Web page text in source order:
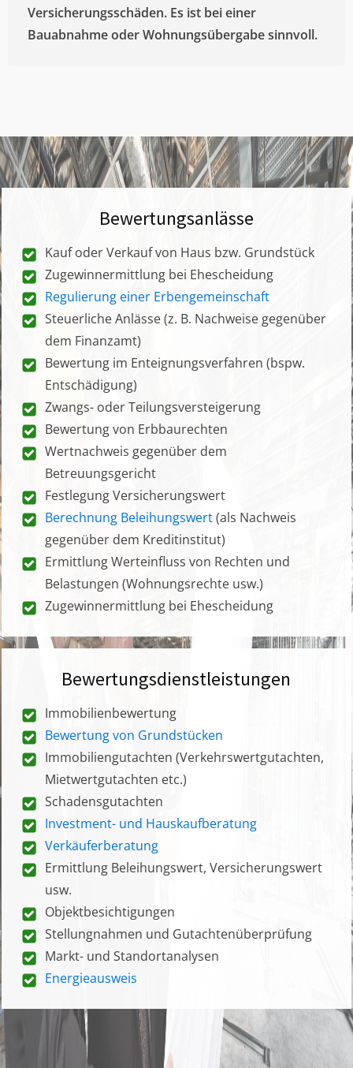
Versicherungsschäden. Es ist bei einer
Bauabnahme oder Wohnungsübergabe sinnvoll.
Bewertungsanlässe
Kauf oder Verkauf von Haus bzw. Grundstück
Zugewinnermittlung bei Ehescheidung
Regulierung einer Erbengemeinschaft
Steuerliche Anlässe (z. B. Nachweise gegenüber
dem Finanzamt)
Bewertung im Enteignungsverfahren (bspw.
Entschädigung)
Zwangs- oder Teilungsversteigerung
Bewertung von Erbbaurechten
Wertnachweis gegenüber dem
Betreuungsgericht
Festlegung Versicherungswert
Berechnung Beleihungswert(als Nachweis
gegenüber dem Kreditinstitut)
Ermittlung Werteinfluss von Rechten und
Belastungen (Wohnungsrechte usw.)
Zugewinnermittlung bei Ehescheidung
Bewertungsdienstleistungen
Immobilienbewertung
Bewertung von Grundstücken
Immobiliengutachten (Verkehrswertgutachten,
Mietwertgutachten etc.)
Schadensgutachten
Investment- und Hauskaufberatung
Verkäuferberatung
Ermittlung Beleihungswert, Versicherungswert
usw.
Objektbesichtigungen
Stellungnahmen und Gutachtenüberprüfung
Markt- und Standortanalysen
Energieausweis